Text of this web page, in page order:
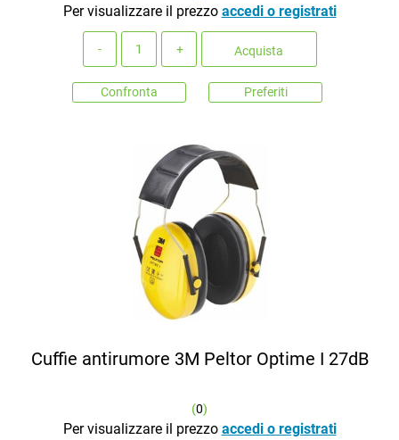
Per visualizzare il prezzo accedi o registrati
Acquista
Confronta Preferiti
Cuffie antirumore 3M Peltor Optime I 27dB
(0)
Per visualizzare il prezzo accedi o registrati